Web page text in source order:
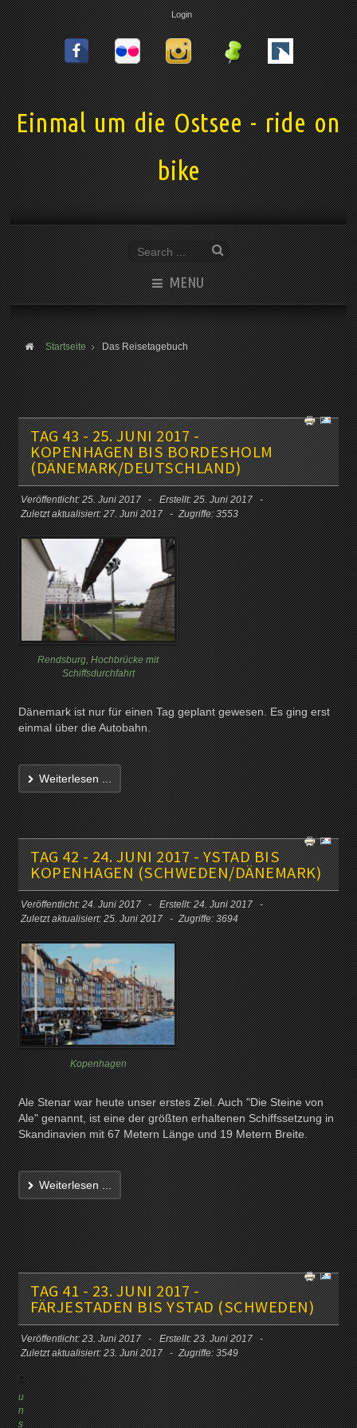
Login
Einmal um die Ostsee - ride on
bike
MENU
Startseite Das Reisetagebuch
TAG 43 - 25. JUNI 2017 -
KOPENHAGEN BIS BORDESHOLM
(DÄNEMARK/DEUTSCHLAND)
Veröffentlicht: 25. Juni 2017
Erstellt: 25. Juni 2017
Zuletzt aktualisiert: 27. Juni 2017
Zugriffe: 3553
Rendsburg, Hochbrücke mit
Schiffsdurchfahrt
Dänemark ist nur für einen Tag geplant gewesen. Es ging erst
einmal über die Autobahn.
Weiterlesen ...
TAG 42 - 24. JUNI 2017 - YSTAD BIS
KOPENHAGEN (SCHWEDEN/DÄNEMARK)
Veröffentlicht: 24. Juni 2017
Erstellt: 24. Juni 2017
Zuletzt aktualisiert: 25. Juni 2017
Zugriffe: 3694
Kopenhagen
Ale Stenar war heute unser erstes Ziel. Auch "Die Steine von
Ale" genannt, ist eine der größten erhaltenen Schiffssetzung in
Skandinavien mit 67 Metern Länge und 19 Metern Breite.
Weiterlesen ...
TAG 41 - 23. JUNI 2017 -
FÄRJESTADEN BIS YSTAD (SCHWEDEN)
Veröffentlicht: 23. Juni 2017
Erstellt: 23. Juni 2017
Zuletzt aktualisiert: 23. Juni 2017
Zugriffe: 3549
u
n
s